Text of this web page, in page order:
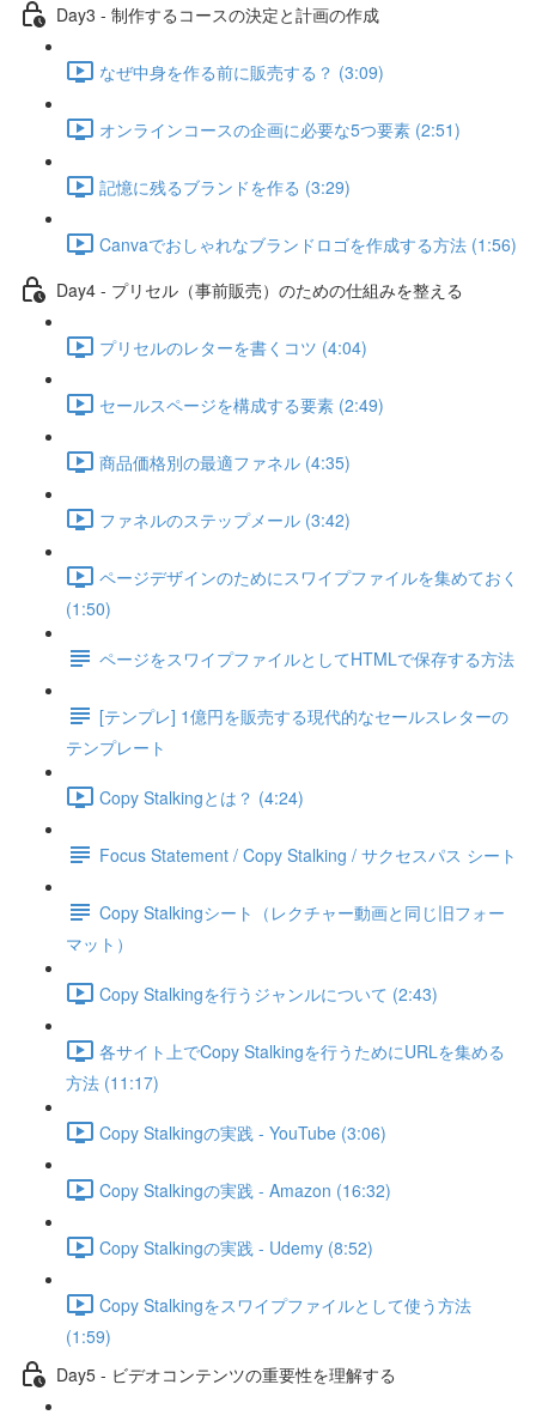
Day3 - 制作するコースの決定と計画の作成
なぜ中身を作る前に販売する？ (3:09)
オンラインコースの企画に必要な5つ要素 (2:51)
記憶に残るブランドを作る (3:29)
Canvaでおしゃれなブランドロゴを作成する方法 (1:56)
Day4 - プリセル（事前販売）のための仕組みを整える
プリセルのレターを書くコツ (4:04)
セールスページを構成する要素 (2:49)
商品価格別の最適ファネル (4:35)
ファネルのステップメール (3:42)
ページデザインのためにスワイプファイルを集めておく
(1:50)
ページをスワイプファイルとしてHTMLで保存する方法
[テンプレ] 1億円を販売する現代的なセールスレターの
テンプレート
Copy Stalkingとは？ (4:24)
Focus Statement / Copy Stalking / サクセスパス シート
Copy Stalkingシート（レクチャー動画と同じ旧フォー
マット）
Copy Stalkingを行うジャンルについて (2:43)
各サイト上でCopy Stalkingを行うためにURLを集める
方法 (11:17)
Copy Stalkingの実践 - YouTube (3:06)
Copy Stalkingの実践 - Amazon (16:32)
Copy Stalkingの実践 - Udemy (8:52)
Copy Stalkingをスワイプファイルとして使う方法
(1:59)
Day5 - ビデオコンテンツの重要性を理解する